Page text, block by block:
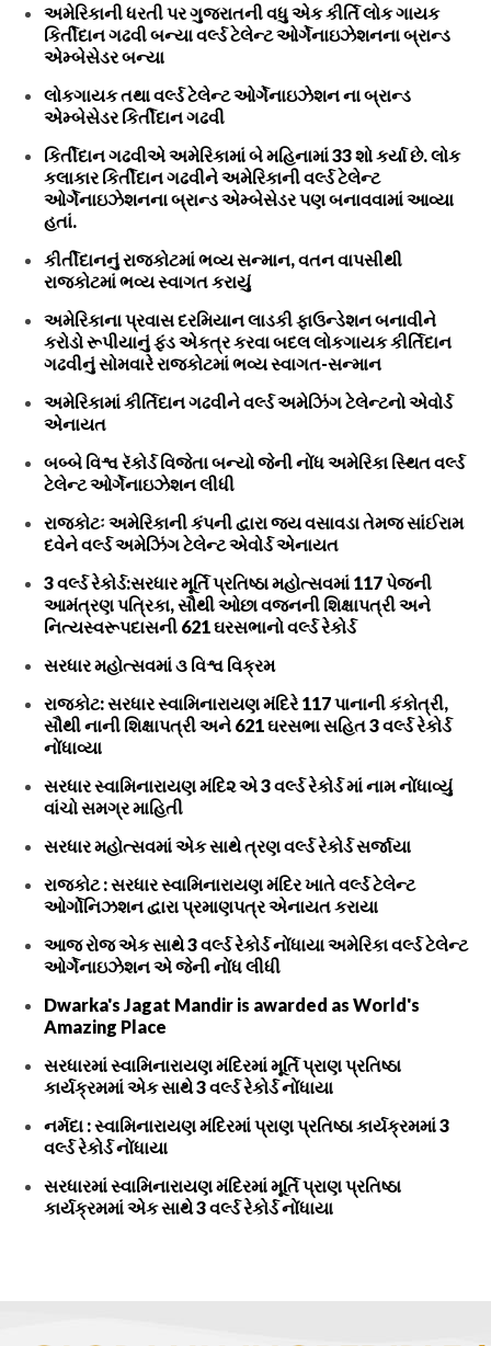
અમેરિકાની ધરતી પર ગુજરાતની વધુ એક કીર્તિ લોક ગાયક
કિર્તીદાન ગઢવી બન્યા વર્લ્ડ ટેલેન્ટ ઓર્ગેનાઇઝેશનના બ્રાન્ડ
એમ્બેસેડર બન્યા
લોકગાયક તથા વર્લ્ડ ટેલેન્ટ ઓર્ગેનાઇઝેશન ના બ્રાન્ડ
એમ્બેસેડર કિર્તીદાન ગઢવી
કિર્તીદાન ગઢવીએ અમેરિકામાં બે મહિનામાં 33 શો કર્યા છે. લોક
કલાકાર કિર્તીદાન ગઢવીને અમેરિકાની વર્લ્ડ ટેલેન્ટ
ઓર્ગેનાઇઝેશનના બ્રાન્ડ એમ્બેસેડર પણ બનાવવામાં આવ્યા
હતાં.
કીર્તીદાનનું રાજકોટમાં ભવ્ય સન્માન, વતન વાપસીથી
રાજકોટમાં ભવ્ય સ્વાગત કરાયું
અમેરિકાના પ્રવાસ દરમિયાન લાડકી ફાઉન્ડેશન બનાવીને
કરોડો રૂપીયાનું ફંડ એકત્ર કરવા બદલ લોકગાયક કીર્તિદાન
ગઢવીનું સોમવારે રાજકોટમાં ભવ્ય સ્વાગત-સન્માન
અમેરિકામાં કીર્તિદાન ગઢવીને વર્લ્ડ અમેઝિંગ ટેલેન્ટનો એવોર્ડ
એનાયત
બબ્બે વિશ્વ રૅકોર્ડ વિજેતા બન્યો જેની નોંધ અમેરિકા સ્થિત વર્લ્ડ
ટેલેન્ટ ઓર્ગેનાઇઝેશન લીધી
રાજકોટઃ અમેરિકાની કંપની દ્વારા જય વસાવડા તેમજ સાંઈરામ
દવેને વર્લ્ડ અમેઝિંગ ટેલેન્ટ એવોર્ડ એનાયત
3 વર્લ્ડ રેકોર્ડ:સરધાર મૂર્તિ પ્રતિષ્ઠા મહોત્સવમાં 117 પેજની
આમંત્રણ પત્રિકા, સૌથી ઓછા વજનની શિક્ષાપત્રી અને
નિત્યસ્વરૂપદાસની 621 ઘરસભાનો વર્લ્ડ રેકોર્ડ
સરધાર મહોત્સવમાં ૩ વિશ્વ વિક્રમ
રાજકોટ: સરધાર સ્વામિનારાયણ મંદિરે 117 પાનાની કંકોત્રી,
સૌથી નાની શિક્ષાપત્રી અને 621 ઘરસભા સહિત 3 વર્લ્ડ રેકોર્ડ
નોંધાવ્યા
સરધાર સ્વામિનારાયણ મંદિ૨ એ 3 વર્લ્ડ રેકોર્ડ માં નામ નોંધાવ્યું
વાંચો સમગ્ર માહિતી
સરધાર મહોત્સવમાં એક સાથે ત્રણ વર્લ્ડ રેકોર્ડ સર્જાયા
રાજકોટ : સરધાર સ્વામિનારાયણ મંદિર ખાતે વર્લ્ડ ટેલેન્ટ
ઓર્ગોનિઝશન દ્વારા પ્રમાણપત્ર એનાયત કરાયા
આજ રોજ એક સાથે 3 વર્લ્ડ રેકોર્ડ નોંધાયા અમેરિકા વર્લ્ડ ટેલેન્ટ
ઓર્ગેનાઇઝેશન એ જેની નોંધ લીધી
Dwarka's Jagat Mandir is awarded as World's
Amazing Place
સરધારમાં સ્વામિનારાયણ મંદિરમાં મૂર્તિ પ્રાણ પ્રતિષ્ઠા
કાર્યક્રમમાં એક સાથે 3 વર્લ્ડ રેકોર્ડ નોંધાયા
નર્મદા : સ્વામિનારાયણ મંદિરમાં પ્રાણ પ્રતિષ્ઠા કાર્યક્રમમાં 3
વર્લ્ડ રેકોર્ડ નોંધાયા
સરધારમાં સ્વામિનારાયણ મંદિરમાં મૂર્તિ પ્રાણ પ્રતિષ્ઠા
કાર્યક્રમમાં એક સાથે 3 વર્લ્ડ રેકોર્ડ નોંધાયા